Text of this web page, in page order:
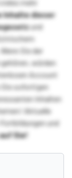
mehr
Inhalte dieser
und
Sie der
würden
Account
sofortigen
Inhalten
Aktuelle
und
Sie!